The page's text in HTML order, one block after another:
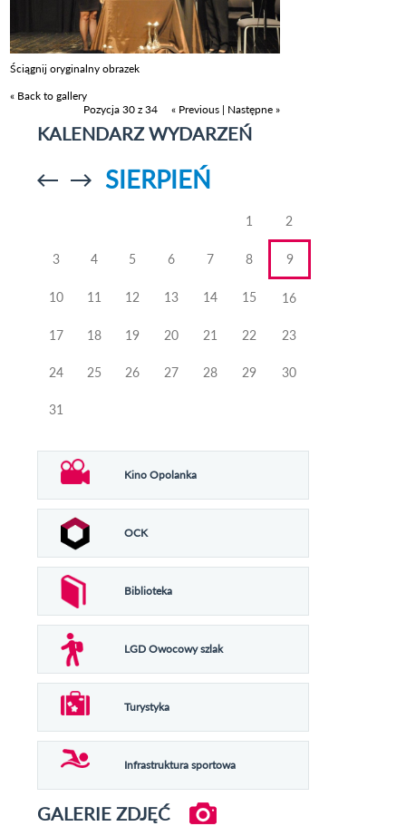
Ściągnij oryginalny obrazek
« Back to gallery
Pozycja 30 z 34
« Previous | Następne »
KALENDARZ WYDARZEŃ
Przejdź doPrzejdź do
SIERPIEŃ
1 2
3 4 5 6 7 8 9
10 11 12 13 14 15 16
17 18 19 20 21 22 23
24 25 26 27 28 29 30
31
Kino Opolanka
OCK
Biblioteka
LGD Owocowy szlak
Turystyka
Infrastruktura sportowa
GALERIE ZDJĘĆ